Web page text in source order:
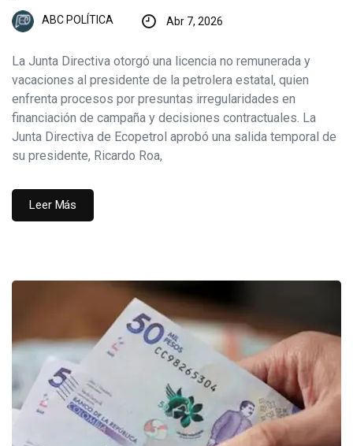
ABC POLÍTICA Abr 7, 2026
La Junta Directiva otorgó una licencia no remunerada y
vacaciones al presidente de la petrolera estatal, quien
enfrenta procesos por presuntas irregularidades en
financiación de campaña y decisiones contractuales. La
Junta Directiva de Ecopetrol aprobó una salida temporal de
su presidente, Ricardo Roa,
Leer Más